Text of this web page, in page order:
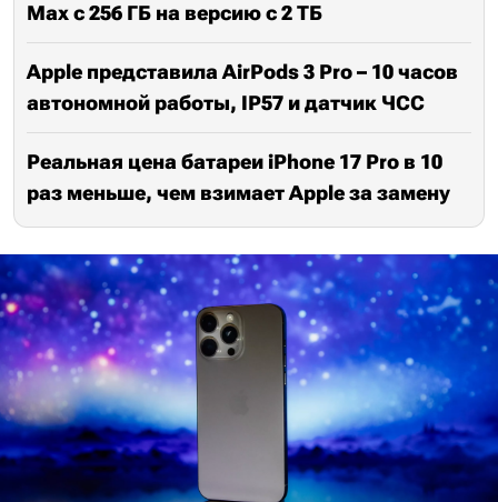
Max с 256 ГБ на версию с 2 ТБ
Apple представила AirPods 3 Pro – 10 часов
автономной работы, IP57 и датчик ЧСС
Реальная цена батареи iPhone 17 Pro в 10
раз меньше, чем взимает Apple за замену